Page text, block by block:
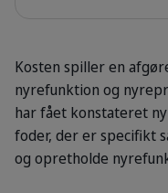
Kosten spiller en
nyrefunktion og
har fået konstateret
foder, der er specifikt
og opretholde